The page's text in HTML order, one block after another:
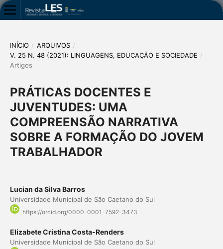
INÍCIO / ARQUIVOS /
V. 25 N. 48 (2021): LINGUAGENS, EDUCAÇÃO E SOCIEDADE /
Artigos
PRÁTICAS DOCENTES E
JUVENTUDES: UMA
COMPREENSÃO NARRATIVA
SOBRE A FORMAÇÃO DO JOVEM
TRABALHADOR
Lucian da Silva Barros
Universidade Municipal de São Caetano do Sul
https://orcid.org/0000-0001-7592-3473
Elizabete Cristina Costa-Renders
Universidade Municipal de São Caetano do Sul